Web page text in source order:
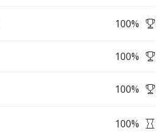
100%
100%
100%
100%